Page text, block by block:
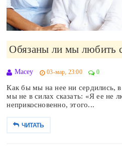
Обязаны ли мы любить
Macey 03-мар, 23:00 0
Как бы мы на нее ни сердились,
мы не в силах сказать: «Я ее
неприкосновенно, этого...
ЧИТАТЬ